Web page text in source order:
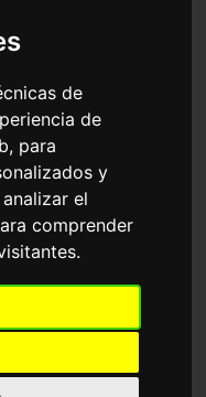
de
de
para
y
el
comprender
77,35€